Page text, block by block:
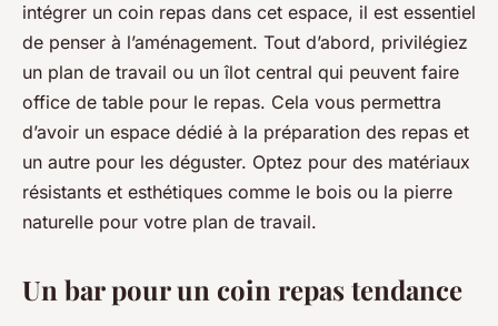
intégrer un coin repas dans cet espace, il est essentiel
de penser à l’aménagement. Tout d’abord, privilégiez
un plan de travail ou un îlot central qui peuvent faire
office de table pour le repas. Cela vous permettra
d’avoir un espace dédié à la préparation des repas et
un autre pour les déguster. Optez pour des matériaux
résistants et esthétiques comme le bois ou la pierre
naturelle pour votre plan de travail.
Un bar pour un coin repas tendance